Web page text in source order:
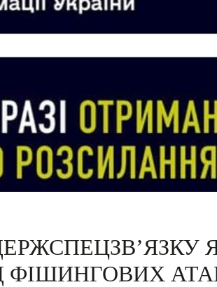
ФІШИНГОВИХ